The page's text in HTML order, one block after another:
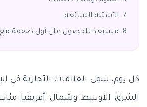
الأسئلة الشائعة
مستعد للحصول على أول صفقة مع
كل يوم، تتلقى العلامات التجارية في
الشرق الأوسط وشمال أفريقيا